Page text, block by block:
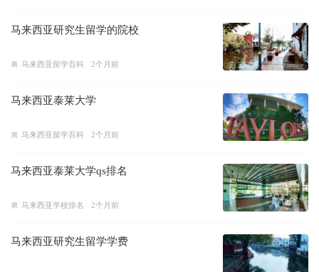
马来西亚研究生留学的院校
马来西亚留学百科 2个月前
马来西亚泰莱大学
马来西亚留学百科 2个月前
马来西亚泰莱大学qs排名
马来西亚学校排名 2个月前
马来西亚研究生留学学费